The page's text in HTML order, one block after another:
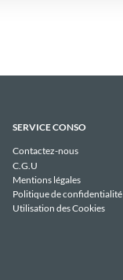
SERVICE CONSO
Contactez-nous
C.G.U
Mentions légales
Politique de confidentialité
Utilisation des Cookies